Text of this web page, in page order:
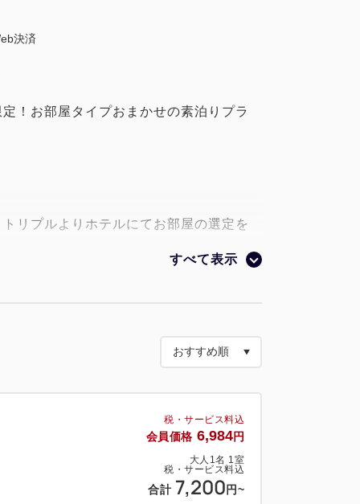
決済
！お部屋タイプおまかせの素泊りプラ
リプルよりホテルにてお部屋の選定を
ト 11:00)
すべて表示
税・サービス料込
会員価格 6,984円
大人 1名 1室
税・サービス料込
合計 7,200 円~